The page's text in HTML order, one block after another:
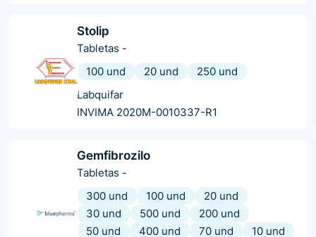
Stolip
Tabletas -
100 und
20 und
250 und
Labquifar
INVIMA 2020M-0010337-R1
Gemfibrozilo
Tabletas -
300 und
100 und
20 und
30 und
500 und
200 und
50 und
400 und 70 und
10 und